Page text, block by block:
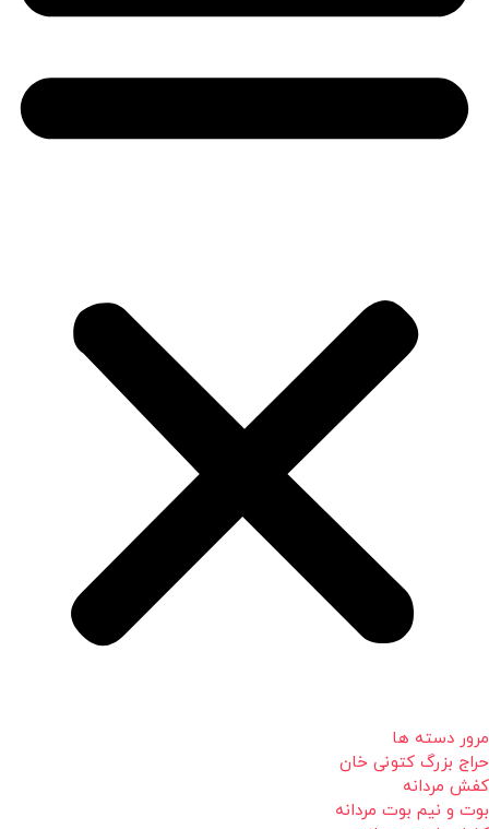
مرور دسته ها
حراج بزرگ کتونی خان
کفش مردانه
بوت و نیم بوت مردانه